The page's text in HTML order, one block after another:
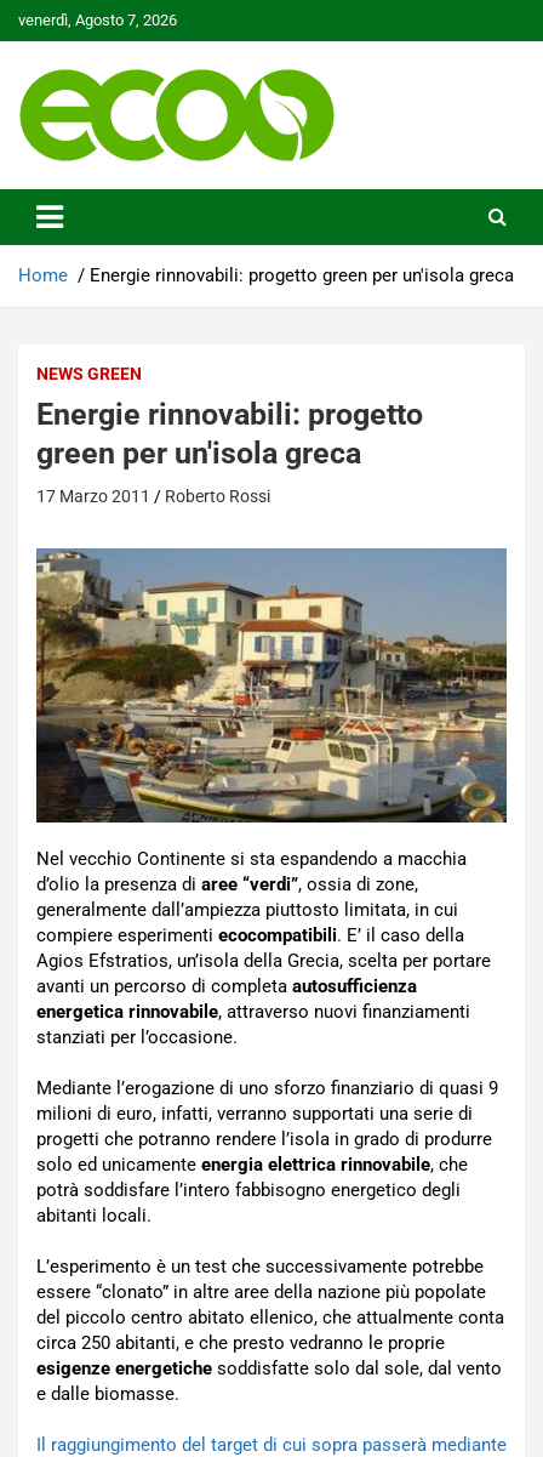
to
venerdì, Agosto 7, 2026
Ecoo.it
Home Energie rinnovabili: progetto green per un'isola greca
NEWS GREEN
Energie rinnovabili: progetto
green per un'isola greca
17 Marzo 2011 Roberto Rossi
Nel vecchio Continente si sta espandendo a macchia
d’olio la presenza di aree “verdi”, ossia di zone,
generalmente dall’ampiezza piuttosto limitata, in cui
compiere esperimenti ecocompatibili. E’ il caso della
Agios Efstratios, un’isola della Grecia, scelta per portare
avanti un percorso di completa autosufficienza
energetica rinnovabile, attraverso nuovi finanziamenti
stanziati per l’occasione.
Mediante l’erogazione di uno sforzo finanziario di quasi 9
milioni di euro, infatti, verranno supportati una serie di
progetti che potranno rendere l’isola in grado di produrre
solo ed unicamente energia elettrica rinnovabile, che
potrà soddisfare l’intero fabbisogno energetico degli
abitanti locali.
L’esperimento è un test che successivamente potrebbe
essere “clonato” in altre aree della nazione più popolate
del piccolo centro abitato ellenico, che attualmente conta
circa 250 abitanti, e che presto vedranno le proprie
esigenze energetiche soddisfatte solo dal sole, dal vento
e dalle biomasse.
Il raggiungimento del target di cui sopra passerà mediante